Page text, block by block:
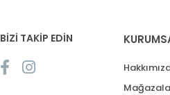
BİZİ TAKİP EDİN